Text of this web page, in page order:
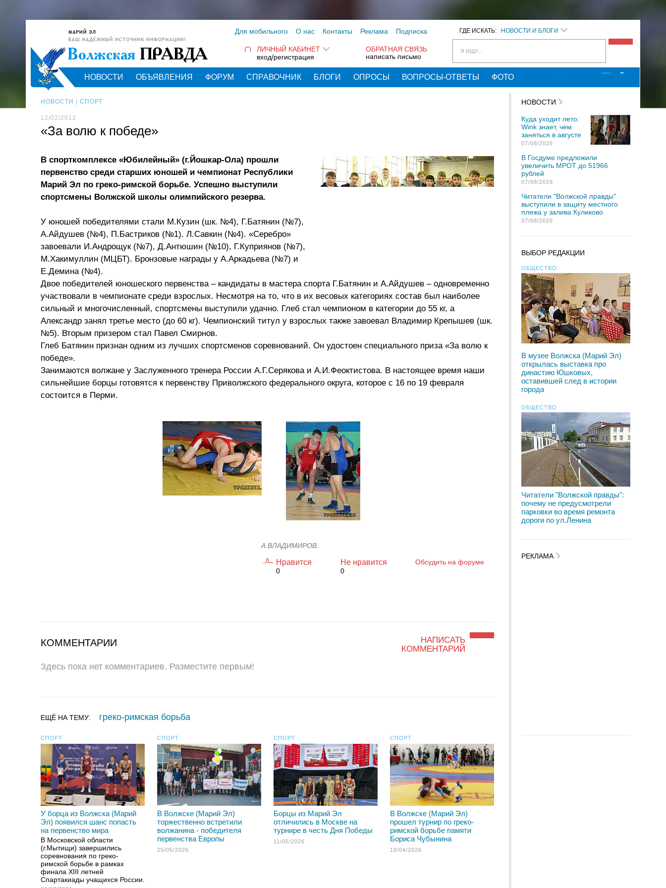
ГДЕ ИСКАТЬ: НОВОСТИ И БЛОГИ
Я ИЩУ...
Для мобильного О нас Контакты Реклама Подписка
ОБРАТНАЯ СВЯЗЬ
написать письмо
ЛИЧНЫЙ КАБИНЕТ
вход/регистрация
НОВОСТИ ОБЪЯВЛЕНИЯ ФОРУМ СПРАВОЧНИК БЛОГИ ОПРОСЫ ВОПРОСЫ-ОТВЕТЫ ФОТО
НОВОСТИ СПОРТ
12/02/2012
«За волю к победе»
В спорткомплексе «Юбилейный» (г.Йошкар-Ола) прошли
первенство среди старших юношей и чемпионат Республики
Марий Эл по греко-римской борьбе. Успешно выступили
спортсмены Волжской школы олимпийского резерва.
У юношей победителями стали М.Кузин (шк. №4), Г.Батянин (№7),
А.Айдушев (№4), П.Бастриков (№1). Л.Савкин (№4). «Серебро»
завоевали И.Андрощук (№7), Д.Антюшин (№10), Г.Куприянов (№7),
М.Хакимуллин (МЦБТ). Бронзовые награды у А.Аркадьева (№7) и
Е.Демина (№4).
Двое победителей юношеского первенства – кандидаты в мастера спорта Г.Батянин и А.Айдушев – одновременно
участвовали в чемпионате среди взрослых. Несмотря на то, что в их весовых категориях состав был наиболее
сильный и многочисленный, спортсмены выступили удачно. Глеб стал чемпионом в категории до 55 кг, а
Александр занял третье место (до 60 кг). Чемпионский титул у взрослых также завоевал Владимир Крепышев (шк.
№5). Вторым призером стал Павел Смирнов.
Глеб Батянин признан одним из лучших спортсменов соревнований. Он удостоен специального приза «За волю к
победе».
Занимаются волжане у Заслуженного тренера России А.Г.Серякова и А.И.Феоктистова. В настоящее время наши
сильнейшие борцы готовятся к первенству Приволжского федерального округа, которое с 16 по 19 февраля
состоится в Перми.
А.ВЛАДИМИРОВ.
Нравится
0
Не нравится
0
Обсудить на форуме
НАПИСАТЬ
КОММЕНТАРИЙ
КОММЕНТАРИИ
Здесь пока нет комментариев. Разместите первым!
ЕЩЁ НА ТЕМУ: греко-римская борьба
СПОРТ
У борца из Волжска (Марий
Эл) появился шанс попасть
на первенство мира
В Московской области
(г.Мытищи) завершились
соревнования по греко-
римской борьбе в рамках
финала XIII летней
Спартакиады учащихся России.
СПОРТ
В Волжске (Марий Эл)
торжественно встретили
волжанина - победителя
первенства Европы
25/05/2026
СПОРТ
Борцы из Марий Эл
отличились в Москве на
турнире в честь Дня Победы
11/05/2026
СПОРТ
В Волжске (Марий Эл)
прошел турнир по греко-
римской борьбе памяти
Бориса Чубынина
19/04/2026
НОВОСТИ
Куда уходит лето:
Wink знает, чем
заняться в августе
07/08/2026
В Госдуме предложили
увеличить МРОТ до 51966
рублей
07/08/2026
Читатели "Волжской правды"
выступили в защиту местного
пляжа у залива Куликово
07/08/2026
ВЫБОР РЕДАКЦИИ
ОБЩЕСТВО
В музее Волжска (Марий Эл)
открылась выставка про
династию Юшковых,
оставившей след в истории
города
ОБЩЕСТВО
Читатели "Волжской правды":
почему не предусмотрели
парковки во время ремонта
дороги по ул.Ленина
РЕКЛАМА